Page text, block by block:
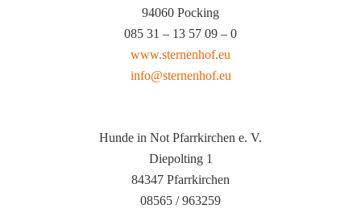
94060 Pocking
085 31 – 13 57 09 – 0
www.sternenhof.eu
info@sternenhof.eu
Hunde in Not Pfarrkirchen e. V.
Diepolting 1
84347 Pfarrkirchen
08565 / 963259